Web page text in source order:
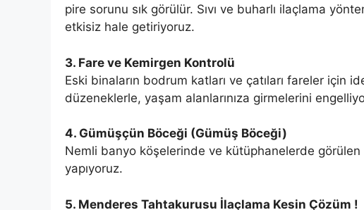
pire sorunu sık görülür. Sıvı ve buharlı ilaçlama
etkisiz hale getiriyoruz.
3. Fare ve Kemirgen Kontrolü
Eski binaların bodrum katları ve çatıları fareler için
düzeneklerle, yaşam alanlarınıza girmelerini
4. Gümüşçün Böceği (Gümüş Böceği)
Nemli banyo köşelerinde ve kütüphanelerde
yapıyoruz.
5. Menderes Tahtakurusu İlaçlama Kesin Çözüm !